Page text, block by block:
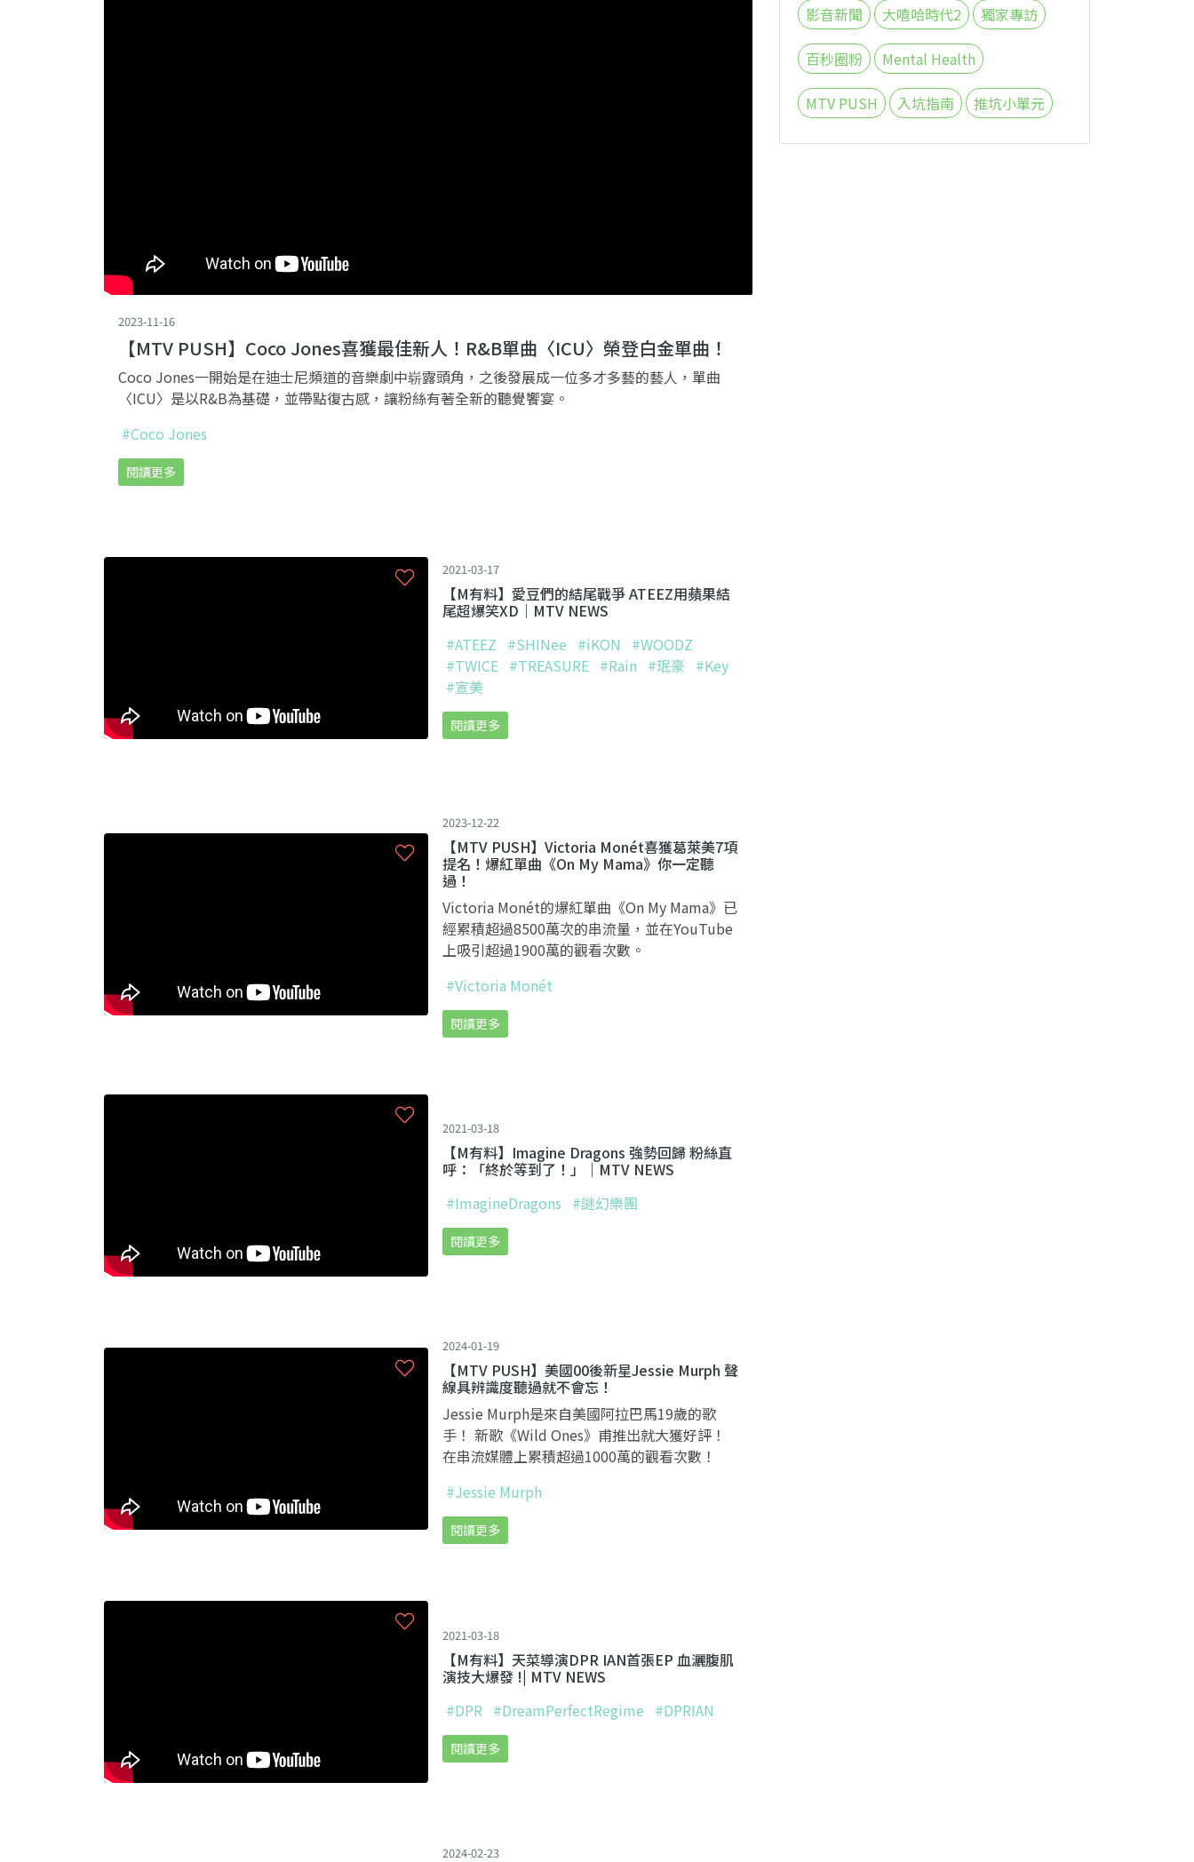
影音新聞 大嘻哈時代2 獨家專訪
百秒圈粉 Mental Health
MTV PUSH 入坑指南 推坑小單元
2023-11-16
【MTV PUSH】Coco Jones喜獲最佳新人！R&B單曲〈ICU〉榮登白金單曲！
Coco Jones一開始是在迪士尼頻道的音樂劇中崭露頭角，之後發展成一位多才多藝的藝人，單曲
〈ICU〉是以R&B為基礎，並帶點復古感，讓粉絲有著全新的聽覺饗宴。
#Coco Jones
閱讀更多
2021-03-17
【M有料】愛豆們的結尾戰爭 ATEEZ用蘋果結
尾超爆笑XD｜MTV NEWS
#ATEEZ #SHINee #iKON
#WOODZ
#TWICE #TREASURE #Rain #珉豪 #Key
#宣美
閱讀更多
2023-12-22
【MTV PUSH】Victoria Monét喜獲葛萊美7項
提名！爆紅單曲《On My Mama》你一定聽
過！
Victoria Monét的爆紅單曲《On My Mama》已
經累積超過8500萬次的串流量，並在YouTube
上吸引超過1900萬的觀看次數。
#Victoria Monét
閱讀更多
2021-03-18
【M有料】Imagine Dragons 強勢回歸 粉絲直
呼：「終於等到了！」｜MTV NEWS
#ImagineDragons #謎幻樂團
閱讀更多
2024-01-19
【MTV PUSH】美國00後新星Jessie Murph 聲
線具辨識度聽過就不會忘！
Jessie Murph是來自美國阿拉巴馬19歲的歌
手！ 新歌《Wild Ones》甫推出就大獲好評！
在串流媒體上累積超過1000萬的觀看次數！
#Jessie Murph
閱讀更多
2021-03-18
【M有料】天菜導演DPR IAN首張EP 血灑腹肌
演技大爆發 !| MTV NEWS
#DPR #DreamPerfectRegime #DPRIAN
閱讀更多
2024-02-23